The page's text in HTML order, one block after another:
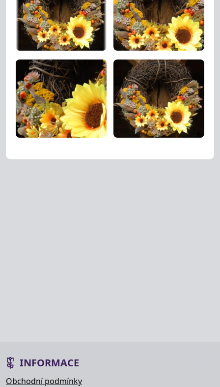
INFORMACE
Obchodní podmínky